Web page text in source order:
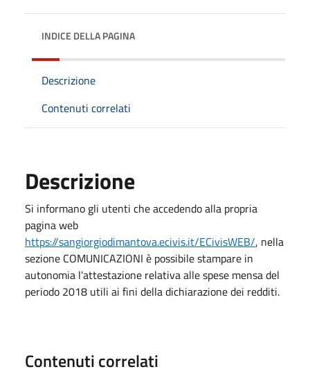
INDICE DELLA PAGINA
Descrizione
Contenuti correlati
Descrizione
Si informano gli utenti che accedendo alla propria
pagina web
https://sangiorgiodimantova.ecivis.it/ECivisWEB/, nella
sezione COMUNICAZIONI è possibile stampare in
autonomia l'attestazione relativa alle spese mensa del
periodo 2018 utili ai fini della dichiarazione dei redditi.
Contenuti correlati